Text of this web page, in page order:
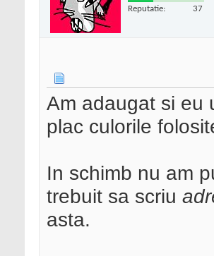
Reputatie: 37
Am adaugat si eu
plac culorile
In schimb nu am
trebuit sa scriu
asta.